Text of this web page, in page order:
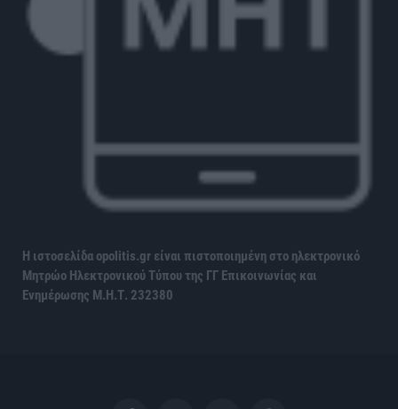
Η ιστοσελίδα opolitis.gr είναι πιστοποιημένη στο ηλεκτρονικό
Μητρώο Ηλεκτρονικού Τύπου της ΓΓ Επικοινωνίας και
Ενημέρωσης Μ.Η.Τ. 232380